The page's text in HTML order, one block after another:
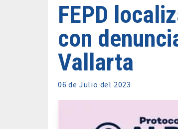
FEPD
con
Vallarta
06 de Julio del 2023